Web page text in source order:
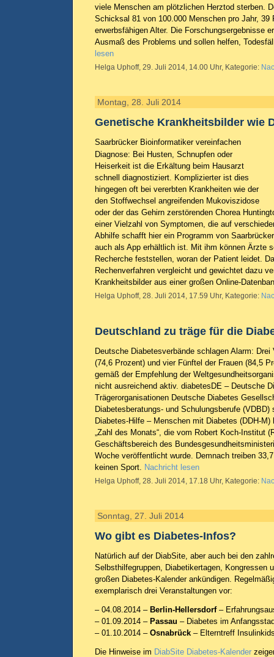
viele Menschen am plötzlichen Herztod sterben.
Schicksal 81 von 100.000 Menschen pro Jahr, 39
erwerbsfähigen Alter. Die Forschungsergebnisse
Ausmaß des Problems und sollen helfen,
lesen
Helga Uphoff, 29. Juli 2014, 14.00 Uhr, Kategorie:
Montag, 28. Juli 2014
Genetische Krankheitsbilder wie
Saarbrücker Bioinformatiker vereinfachen
Diagnose: Bei Husten, Schnupfen oder
Heiserkeit ist die Erkältung beim Hausarzt
schnell diagnostiziert. Komplizierter ist dies
hingegen oft bei vererbten Krankheiten wie der
den Stoffwechsel angreifenden Mukoviszidose
oder der das Gehirn zerstörenden Chorea
einer Vielzahl von Symptomen, die auf
Abhilfe schafft hier ein Programm von
auch als App erhältlich ist. Mit ihm können Ärzte
Recherche feststellen, woran der Patient leidet.
Rechenverfahren vergleicht und gewichtet dazu
Krankheitsbilder aus einer großen Online-
Helga Uphoff, 28. Juli 2014, 17.59 Uhr, Kategorie:
Deutschland zu träge für die
Deutsche Diabetesverbände schlagen Alarm: Drei
(74,6 Prozent) und vier Fünftel der Frauen (84,5
gemäß der Empfehlung der
nicht ausreichend aktiv. diabetesDE – Deutsche
Trägerorganisationen Deutsche Diabetes
Diabetesberatungs- und Schulungsberufe (VDBD)
Diabetes-Hilfe – Menschen mit Diabetes (DDH-
„Zahl des Monats“, die vom Robert Koch-Institut
Geschäftsbereich des
Woche veröffentlicht wurde. Demnach treiben
keinen Sport. Nachricht lesen
Helga Uphoff, 28. Juli 2014, 17.18 Uhr, Kategorie:
Sonntag, 27. Juli 2014
Wo gibt es Diabetes-Infos?
Natürlich auf der DiabSite, aber auch bei den
Selbsthilfegruppen, Diabetikertagen, Kongressen
großen Diabetes-Kalender ankündigen.
exemplarisch drei Veranstaltungen vor:
– 04.08.2014 – Berlin-Hellersdorf–
– 01.09.2014 – Passau – Diabetes im
– 01.10.2014 – Osnabrück – Elterntreff
Die Hinweise im DiabSite Diabetes-Kalender